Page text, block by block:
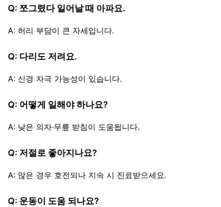
Q: 쪼그렸다 일어날 때 아파요.
A: 허리 부담이 큰 자세입니다.
Q: 다리도 저려요.
A: 신경 자극 가능성이 있습니다.
Q: 어떻게 일해야 하나요?
A: 낮은 의자·무릎 받침이 도움됩니다.
Q: 저절로 좋아지나요?
A: 많은 경우 호전되나 지속 시 진료받으세요.
Q: 운동이 도움 되나요?